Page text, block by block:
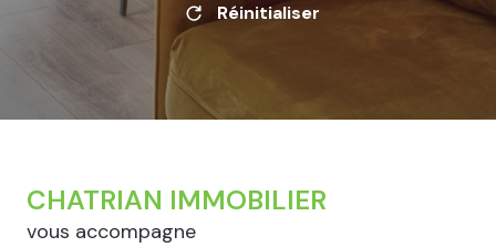
Réinitialiser
CHATRIAN IMMOBILIER
vous accompagne